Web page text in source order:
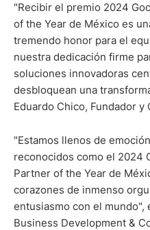
"Recibir el premio 2024
of the Year de México es
tremendo honor para el
nuestra dedicación firme
soluciones innovadoras
desbloquean una
Eduardo Chico, Fundador y
"Estamos llenos de
reconocidos como el 2024
Partner of the Year de
corazones de inmenso
entusiasmo con el mundo",
Business Development &